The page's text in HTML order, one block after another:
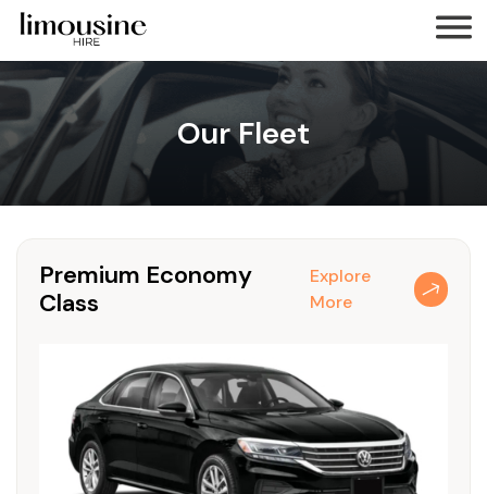
Our Fleet
Premium Economy
Class
Explore
More